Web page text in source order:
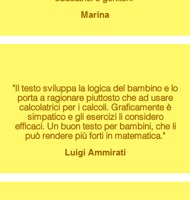
Marina
"Il testo sviluppa la logica del bambino e lo
porta a ragionare piuttosto che ad usare
calcolatrici per i calcoli. Graficamente è
simpatico e gli esercizi li considero
efficaci. Un buon testo per bambini, che li
può rendere più forti in matematica."
Luigi Ammirati